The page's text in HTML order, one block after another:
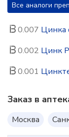
Все аналоги
0.007 Цинка
0.002 Цинк
0.001
Заказ в
Москва